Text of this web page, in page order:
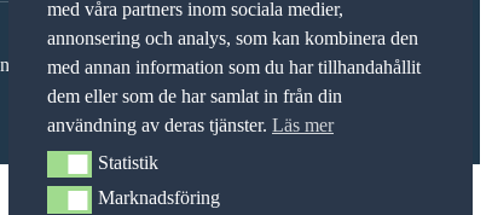
med våra partners inom sociala medier,
annonsering och analys, som kan kombinera den
med annan information som du har tillhandahållit
dem eller som de har samlat in från din
användning av deras tjänster. Läs mer
Statistik
Statistik
Marknadsföring
Marknadsföring
STÄNGT